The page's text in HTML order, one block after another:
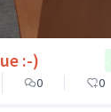
:-)
0 0